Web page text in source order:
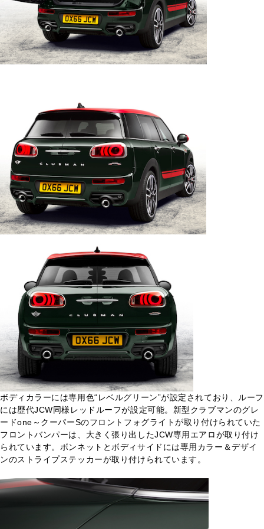
ボディカラーには専用色“レベルグリーン”が設定されており、ルーフ
には歴代JCW同様レッドルーフが設定可能。新型クラブマンのグレ
ードone～クーパーSのフロントフォグライトが取り付けられていた
フロントバンパーは、大きく張り出したJCW専用エアロが取り付け
られています。ボンネットとボディサイドには専用カラー＆デザイ
ンのストライプステッカーが取り付けられています。